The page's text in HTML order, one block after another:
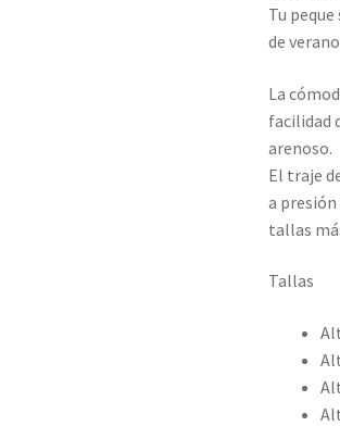
Tu
de
La
facilidad
arenoso.
El traje
a
tallas
Tallas